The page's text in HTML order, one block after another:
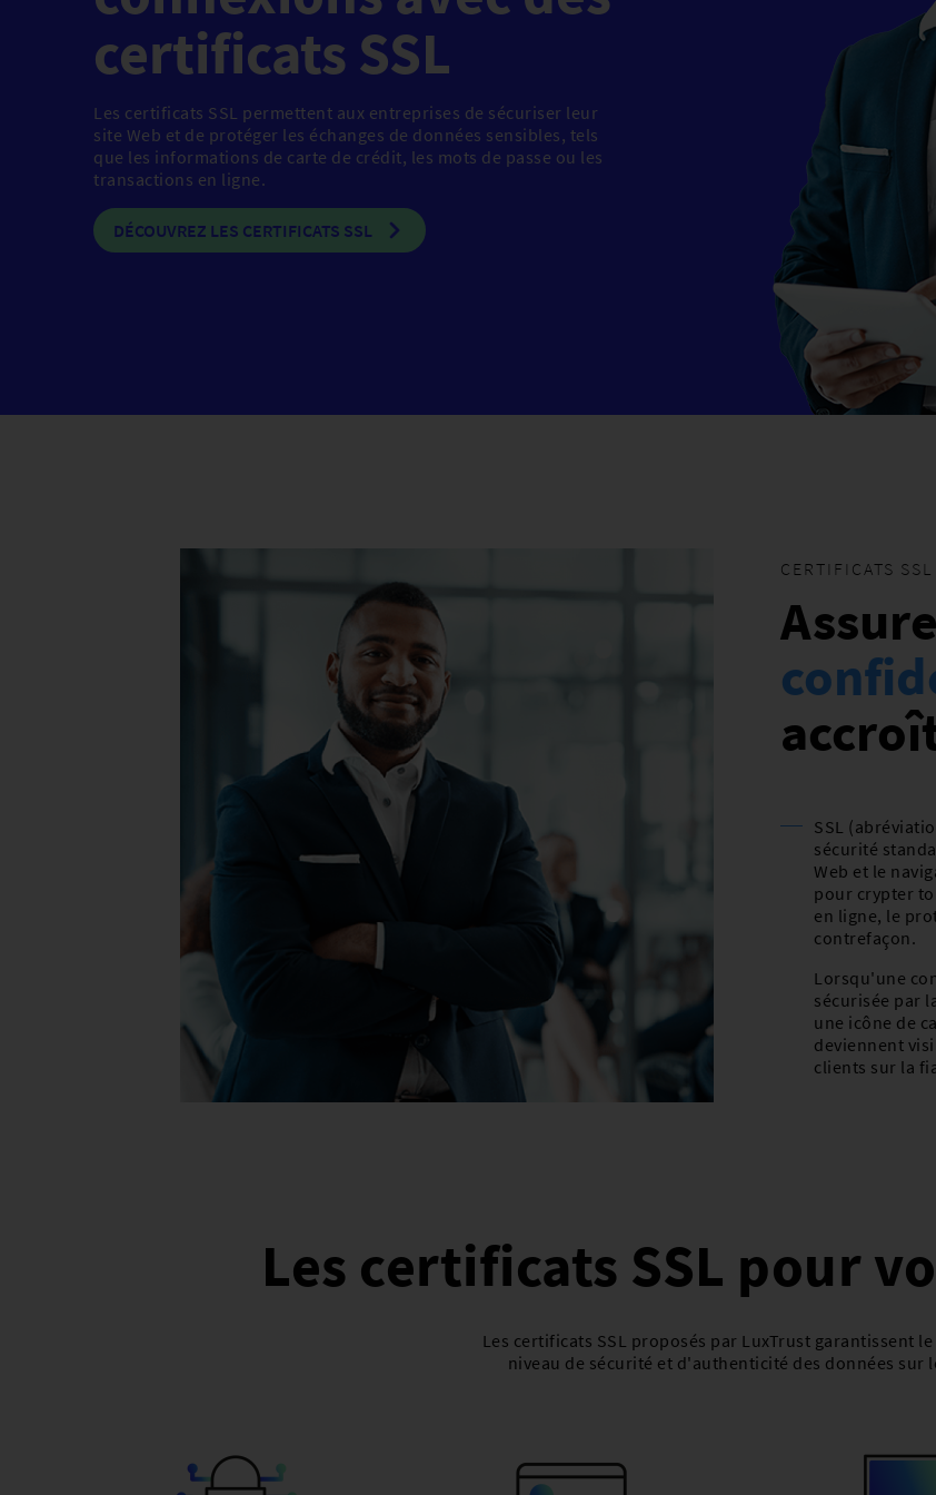
IDKEEP - Gérer les données
personnelles et le consentement
Protéger l'intégrité de mes
documents
Horodater les transactions
Répondre aux exigences DSP2
certificats SSL
Les certificats SSL permettent aux entreprises de sécuriser leur
site Web et de protéger les échanges de données sensibles, tels
que les informations de carte de crédit, les mots de passe ou les
transactions en ligne.
DÉCOUVREZ LES CERTIFICATS SSL
CERTIFICATS
SSL
sécurité
Web et le
pour crypter
en ligne, le
contrefaçon.
Lorsqu'une
sécurisée par
une icône de
deviennent
clients sur la
Les certificats SSL pour
Les certificats SSL proposés par LuxTrust garantissent
niveau de sécurité et d'authenticité des données sur